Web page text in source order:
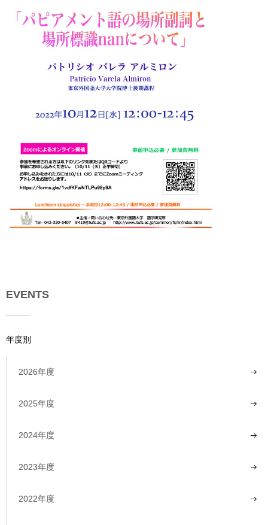
EVENTS
年度別
2026年度
2025年度
2024年度
2023年度
2022年度